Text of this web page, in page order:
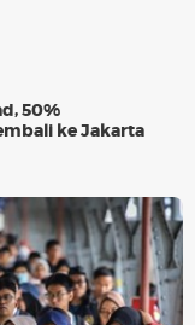
50%
ke Jakarta